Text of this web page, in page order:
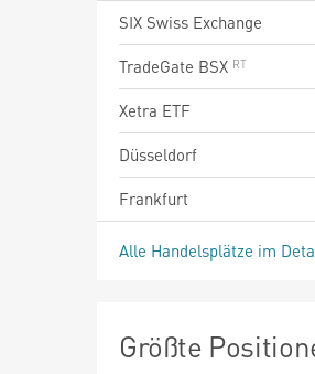
SIX Swiss Exchange
TradeGate BSX
Xetra ETF
Düsseldorf
Frankfurt
Alle Handelsplätze im
Größte